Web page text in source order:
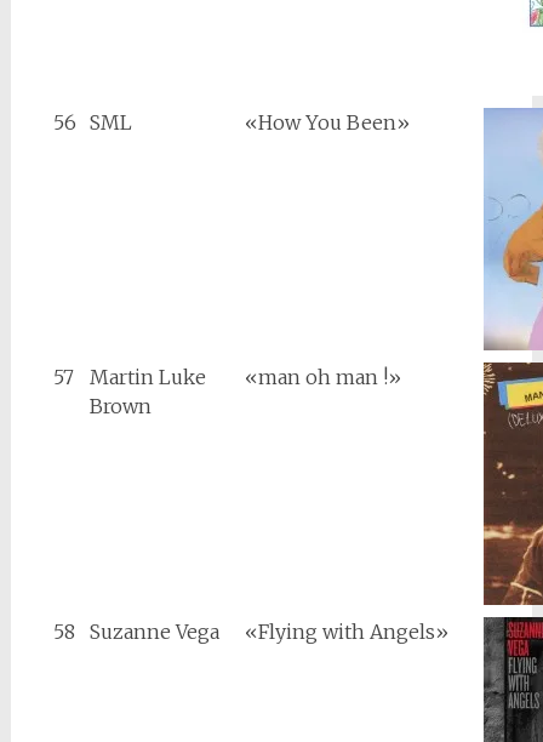
56 SML «How You Been»
57
Martin Luke
Brown
«man oh man !»
58 Suzanne Vega «Flying with Angels»